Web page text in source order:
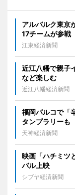
アルバルク東京
17チームが参戦
江東経済新聞
近江八幡で親
など楽しむ
近江八幡経済新聞
福岡パルコで「
タンプラリーも
天神経済新聞
映画「ハチミツ
バル上映
シブヤ経済新聞